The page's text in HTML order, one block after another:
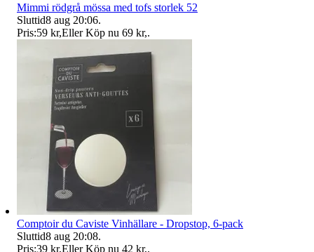
Mimmi rödgrå mössa med tofs storlek 52
Sluttid8 aug 20:06.
Pris:59 kr,Eller Köp nu 69 kr,.
Comptoir du Caviste Vinhällare - Dropstop, 6-pack
Sluttid8 aug 20:08.
Pris:39 kr,Eller Köp nu 42 kr,.